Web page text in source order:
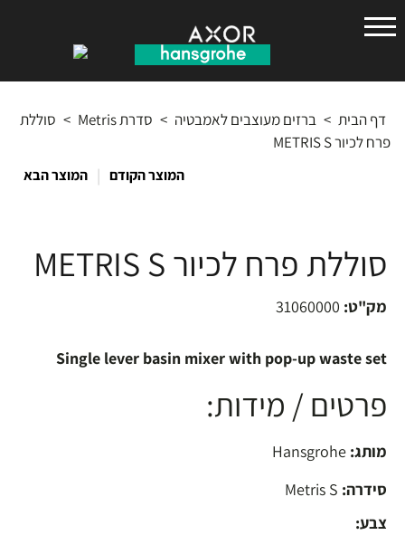
גרואה
דף הבית > ברזים מעוצבים לאמבטיה > סדרת Metris > סוללת
פרח לכיור METRIS S
המוצר הקודם | המוצר הבא
סוללת פרח לכיור METRIS S
מק"ט: 31060000
Single lever basin mixer with pop-up waste set
פרטים / מידות:
מותג:
סידרה:
צבע: